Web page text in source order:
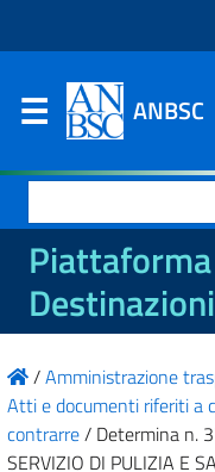
ANBSC
per:
Destinazioni
/Amministrazione
Atti e documenti riferiti a
contrarre/ Determina n.
SERVIZIO DI PULIZIA E